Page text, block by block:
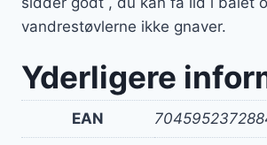
vandrestøvlerne ikke gnaver.
Yderligere
EAN